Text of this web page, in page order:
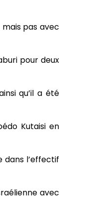
pas avec
pour deux
qu’il a été
Kutaisi en
dans l’effectif
avec